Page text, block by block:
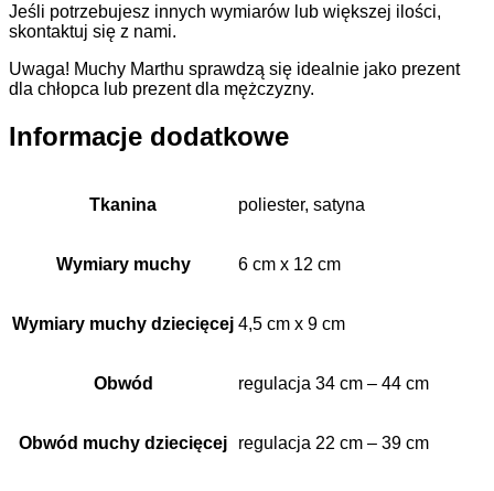
Jeśli potrzebujesz innych wymiarów lub większej ilości,
skontaktuj się z nami.
Uwaga! Muchy Marthu sprawdzą się idealnie jako prezent
dla chłopca lub prezent dla mężczyzny.
Informacje dodatkowe
Tkanina poliester, satyna
Wymiary muchy 6 cm x 12 cm
Wymiary muchy dziecięcej 4,5 cm x 9 cm
Obwód regulacja 34 cm – 44 cm
Obwód muchy dziecięcej regulacja 22 cm – 39 cm